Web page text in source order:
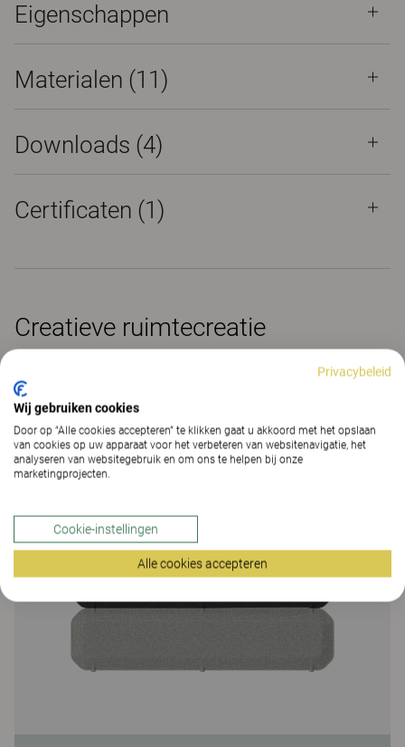
Eigenschappen
Materialen (11)
Downloads (4)
Certificaten (1 )
Creatieve ruimtecreatie
Privacybeleid
Wij gebruiken cookies
Door op “Alle cookies accepteren” te klikken gaat u akkoord met het opslaan
van cookies op uw apparaat voor het verbeteren van websitenavigatie, het
analyseren van websitegebruik en om ons te helpen bij onze
marketingprojecten.
Cookie-instellingen
Alle cookies accepteren